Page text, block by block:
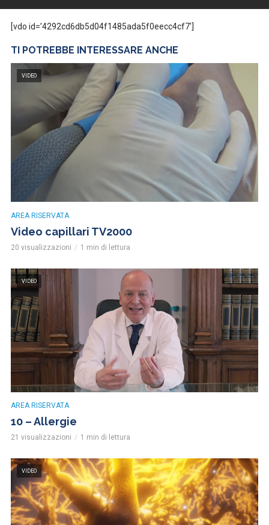
[vdo id=’4292cd6db5d04f1485ada5f0eecc4cf7′]
TI POTREBBE INTERESSARE ANCHE
VIDEO
AREA RISERVATA
Video capillari TV2000
20 visualizzazioni 1 min di lettura
VIDEO
AREA RISERVATA
10 – Allergie
21 visualizzazioni 1 min di lettura
VIDEO